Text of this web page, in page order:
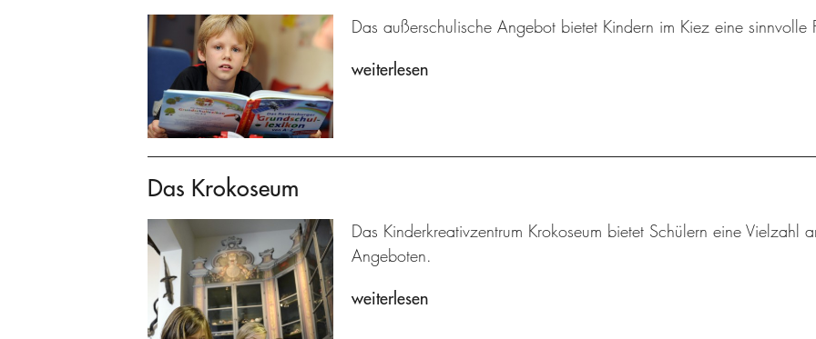
Das außerschulische Angebot bietet Kindern im Kiez eine sinnvolle
weiterlesen
Das Krokoseum
Das Kinderkreativzentrum Krokoseum bietet Schülern eine Vielzahl
Angeboten.
weiterlesen